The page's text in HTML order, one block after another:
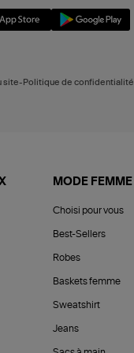
site-Politique de confidentialité
MODE FEMME
Choisi pour vous
Best-Sellers
Robes
Baskets femme
Sweatshirt
Jeans